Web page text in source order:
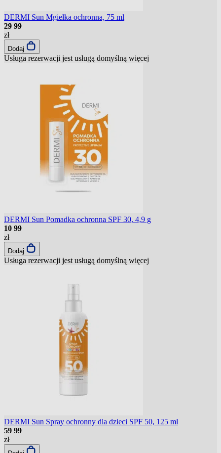
DERMI Sun Mgiełka ochronna, 75 ml
29 99
zł
Dodaj
Usługa rezerwacji jest usługą domyślną więcej
DERMI Sun Pomadka ochronna SPF 30, 4,9 g
10 99
zł
Dodaj
Usługa rezerwacji jest usługą domyślną więcej
DERMI Sun Spray ochronny dla dzieci SPF 50, 125 ml
59 99
zł